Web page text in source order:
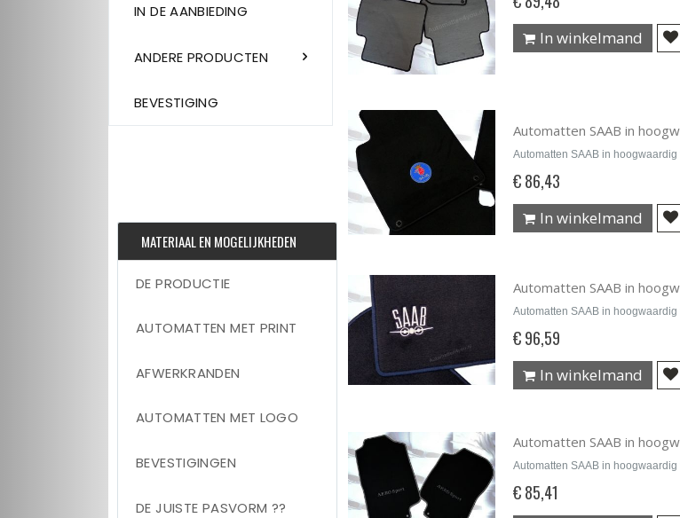
IN DE AANBIEDING
ANDERE PRODUCTEN
BEVESTIGING
In winkelmand
Automatten SAAB in
Automatten SAAB in
€ 86,43
In winkelmand
Automatten SAAB in
Automatten SAAB in
€ 96,59
In winkelmand
Automatten SAAB in
Automatten SAAB in
€ 85,41
MATERIAAL EN MOGELIJKHEDEN
DE PRODUCTIE
AUTOMATTEN MET PRINT
AFWERKRANDEN
AUTOMATTEN MET LOGO
BEVESTIGINGEN
DE JUISTE PASVORM ??